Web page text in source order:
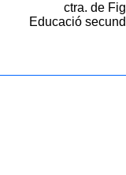
ctra. de
Educació